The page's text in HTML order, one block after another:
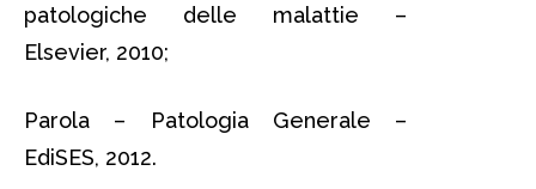
patologiche delle malattie –
Elsevier, 2010;
Parola – Patologia Generale –
EdiSES, 2012.